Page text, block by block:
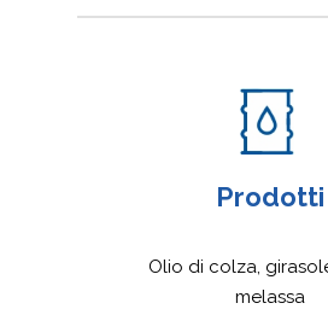
Prodotti
Olio di colza,
melassa